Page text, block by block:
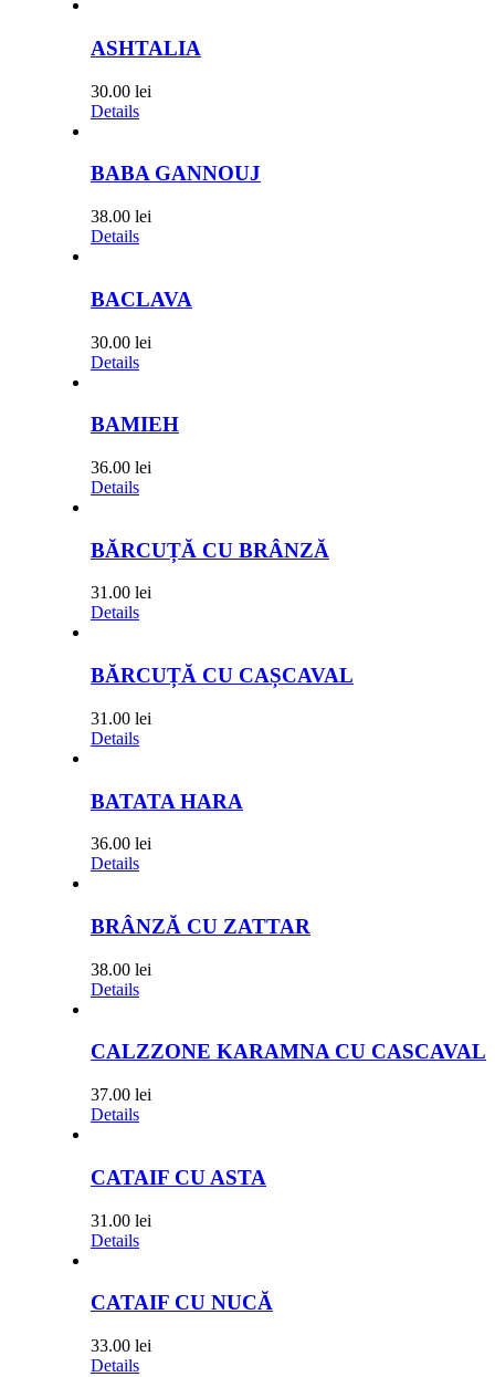
ASHTALIA
30.00 lei
Details
BABA GANNOUJ
38.00 lei
Details
BACLAVA
30.00 lei
Details
BAMIEH
36.00 lei
Details
BĂRCUȚĂ CU BRÂNZĂ
31.00 lei
Details
BĂRCUȚĂ CU CAȘCAVAL
31.00 lei
Details
BATATA HARA
36.00 lei
Details
BRÂNZĂ CU ZATTAR
38.00 lei
Details
CALZZONE KARAMNA CU CASCAVAL
37.00 lei
Details
CATAIF CU ASTA
31.00 lei
Details
CATAIF CU NUCĂ
33.00 lei
Details